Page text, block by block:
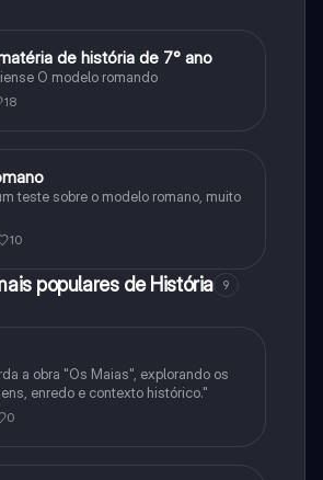
de história de 7° ano
O modelo romando
18
teste sobre o modelo romano, muito
10
populares de História 9
a obra "Os Maias", explorando os
enredo e contexto histórico."
0